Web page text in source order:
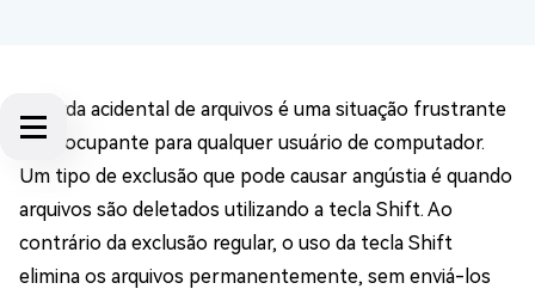
A perda acidental de arquivos é uma situação frustrante
e preocupante para qualquer usuário de computador.
Um tipo de exclusão que pode causar angústia é quando
arquivos são deletados utilizando a tecla Shift. Ao
contrário da exclusão regular, o uso da tecla Shift
elimina os arquivos permanentemente, sem enviá-los